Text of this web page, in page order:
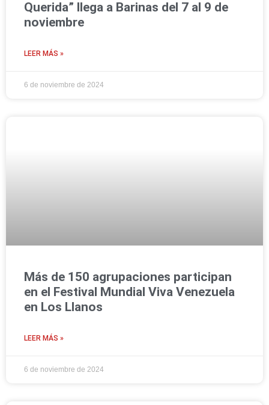
Querida” llega a Barinas del 7 al 9 de
noviembre
LEER MÁS »
6 de noviembre de 2024
Más de 150 agrupaciones participan
en el Festival Mundial Viva Venezuela
en Los Llanos
LEER MÁS »
6 de noviembre de 2024